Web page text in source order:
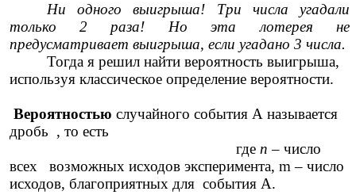
Ни одного выигрыша! Три числа угадали
только 2 раза! Но эта лотерея не
предусматривает выигрыша, если угадано 3 числа.
Тогда я решил найти вероятность выигрыша,
используя классическое определение вероятности.
Вероятностью случайного события А называется
дробь , то есть
где п – число
всех возможных исходов эксперимента, m – число
исходов, благоприятных для события А.